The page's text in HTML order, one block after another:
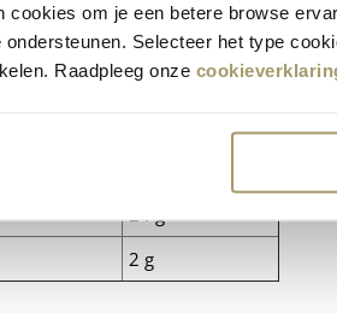
cookies om je een betere browse
ondersteunen. Selecteer het type
Raadpleeg onze
1662/397 kJ/kcal
saturated
34 g
24 g
2 g